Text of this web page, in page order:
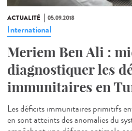
ACTUALITÉ 05.09.2018
International
Meriem Ben Ali :
diagnostiquer les
immunitaires en
Les déficits immunitaires primitifs
en sont atteints des anomalies du